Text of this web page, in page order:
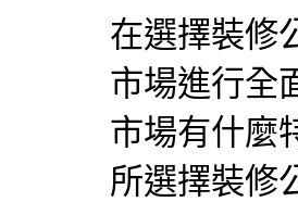
在選擇裝修
市場進行全
市場有什麼
所選擇裝修